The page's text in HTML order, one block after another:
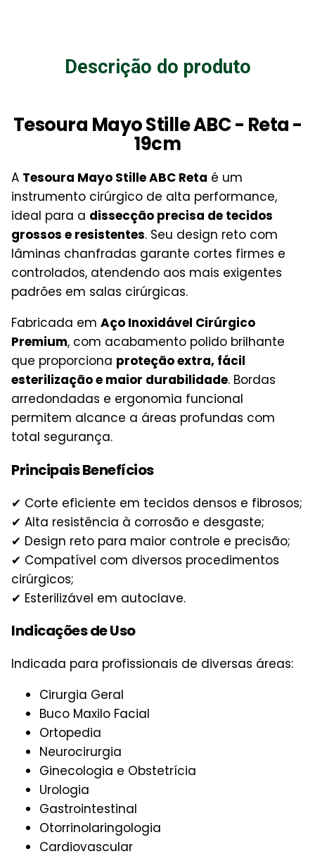
Descrição do produto
Tesoura Mayo Stille ABC - Reta -
19cm
A Tesoura Mayo Stille ABC Reta é um
instrumento cirúrgico de alta performance,
ideal para a dissecção precisa de tecidos
grossos e resistentes. Seu design reto com
lâminas chanfradas garante cortes firmes e
controlados, atendendo aos mais exigentes
padrões em salas cirúrgicas.
Fabricada em Aço Inoxidável Cirúrgico
Premium, com acabamento polido brilhante
que proporciona proteção extra, fácil
esterilização e maior durabilidade. Bordas
arredondadas e ergonomia funcional
permitem alcance a áreas profundas com
total segurança.
Principais Benefícios
✔ Corte eficiente em tecidos densos e fibrosos;
✔ Alta resistência à corrosão e desgaste;
✔ Design reto para maior controle e precisão;
✔ Compatível com diversos procedimentos
cirúrgicos;
✔ Esterilizável em autoclave.
Indicações de Uso
Indicada para profissionais de diversas áreas:
Cirurgia Geral
Buco Maxilo Facial
Ortopedia
Neurocirurgia
Ginecologia e Obstetrícia
Urologia
Gastrointestinal
Otorrinolaringologia
Cardiovascular